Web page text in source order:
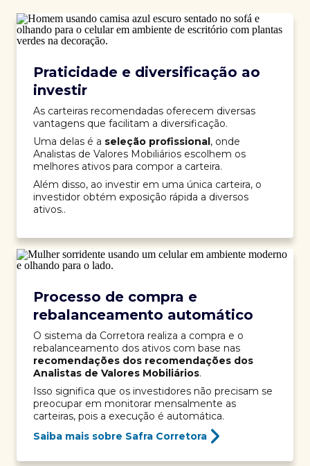
Praticidade e diversificação ao
investir
As carteiras recomendadas oferecem diversas
vantagens que facilitam a diversificação.
Uma delas é a seleção profissional, onde
Analistas de Valores Mobiliários escolhem os
melhores ativos para compor a carteira.
Além disso, ao investir em uma única carteira, o
investidor obtém exposição rápida a diversos
ativos..
Processo de compra e
rebalanceamento automático
O sistema da Corretora realiza a compra e o
rebalanceamento dos ativos com base nas
recomendações dos recomendações dos
Analistas de Valores Mobiliários.
Isso significa que os investidores não precisam se
preocupar em monitorar mensalmente as
carteiras, pois a execução é automática.
Saiba mais sobre Safra Corretora